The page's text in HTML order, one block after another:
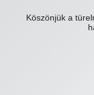
Köszönjük a